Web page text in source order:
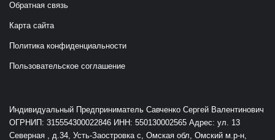
Обратная связь
Карта сайта
Политика конфиденциальности
Пользовательское соглашение
Индивидуальный Предприниматель Савченко Сергей Валентинович
ОГРНИП: 315554300022846 ИНН: 550130002565 Адрес: ул. 13
Северная , д.34, Усть-Заостровка с, Омская обл, Омский м.р-н,